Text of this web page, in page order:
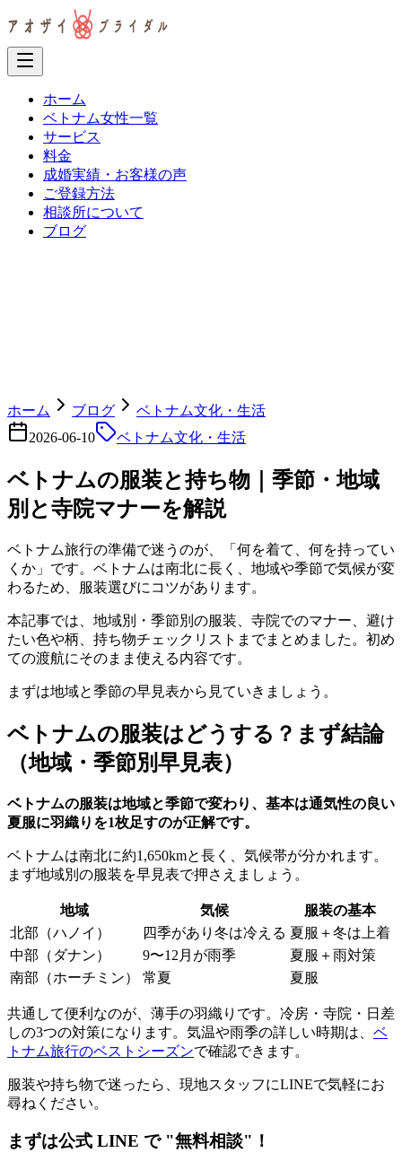
ホーム
ベトナム女性一覧
サービス
料金
成婚実績・お客様の声
ご登録方法
相談所について
ブログ
ホーム ブログ
ベトナム文化・生活
2026-06-10
ベトナム文化・生活
ベトナムの服装と持ち物｜季節・地域
別と寺院マナーを解説
ベトナム旅行の準備で迷うのが、「何を着て、何を持ってい
くか」です。ベトナムは南北に長く、地域や季節で気候が変
わるため、服装選びにコツがあります。
本記事では、地域別・季節別の服装、寺院でのマナー、避け
たい色や柄、持ち物チェックリストまでまとめました。初め
ての渡航にそのまま使える内容です。
まずは地域と季節の早見表から見ていきましょう。
ベトナムの服装はどうする？まず結論
（地域・季節別早見表）
ベトナムの服装は地域と季節で変わり、基本は通気性の良い
夏服に羽織りを1枚足すのが正解です。
ベトナムは南北に約1,650kmと長く、気候帯が分かれます。
まず地域別の服装を早見表で押さえましょう。
地域 気候
服装の基本
北部（ハノイ）
四季があり冬は冷える 夏服＋冬は上着
中部（ダナン）
9〜12月が雨季
夏服＋雨対策
南部（ホーチミン）
常夏 夏服
共通して便利なのが、薄手の羽織りです。冷房・寺院・日差
しの3つの対策になります。気温や雨季の詳しい時期は、 ベ
トナム旅行のベストシーズンで確認できます。
服装や持ち物で迷ったら、現地スタッフにLINEで気軽にお
尋ねください。
まずは公式 LINE で "無料相談"！